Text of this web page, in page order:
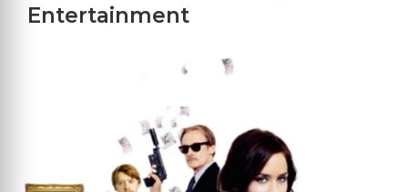
Entertainment